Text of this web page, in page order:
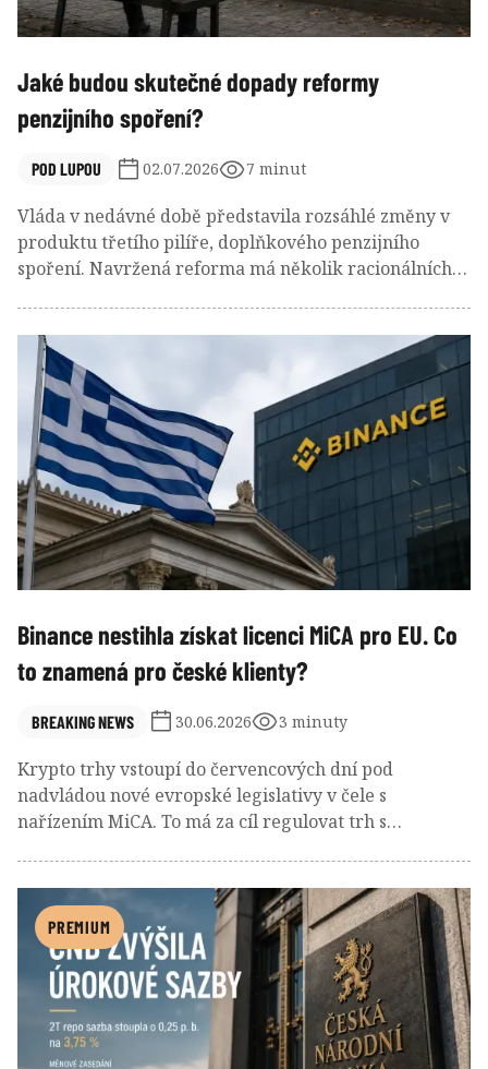
Jaké budou skutečné dopady reformy
penzijního spoření?
POD LUPOU 02.07.2026 7 minut
Vláda v nedávné době představila rozsáhlé změny v
produktu třetího pilíře, doplňkového penzijního
spoření. Navržená reforma má několik racionálních
mladších lidí a zlepšit dlouhodobý čistý výnos
penzijních úspor. Tyto cíle jsou legitimní. Nižší
poplatky samy o sobě ale nejsou dostačující kritérium
úspěchu.
Binance nestihla získat licenci MiCA pro EU. Co
to znamená pro české klienty?
BREAKING NEWS 30.06.2026 3 minuty
Krypto trhy vstoupí do červencových dní pod
nadvládou nové evropské legislativy v čele s
nařízením MiCA. To má za cíl regulovat trh s
po přechodném období. Binance ale svůj termín
prošvihla a její klienti, včetně těch českých, začínají
mít obavy o svůj majetek. Co se ale ve skutečnosti
změní pro české klienty a jejich portfolia?
PREMIUM